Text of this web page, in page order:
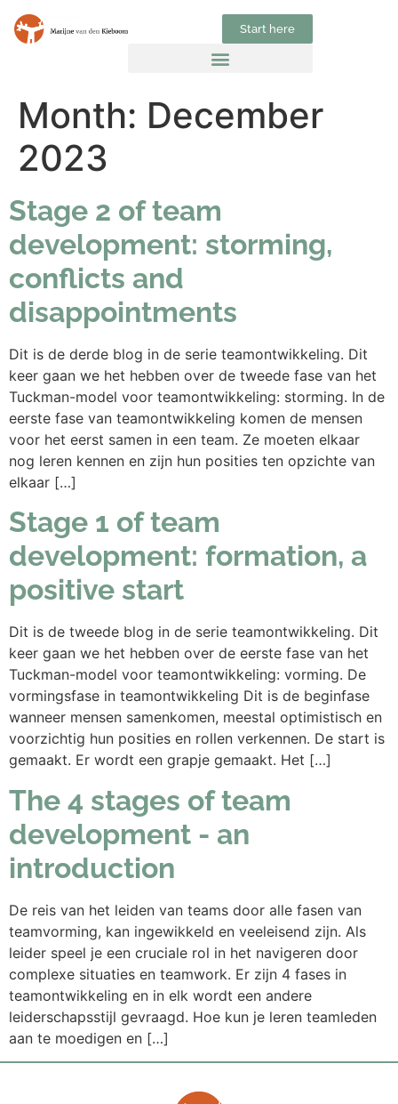
Start here
Month: December
2023
Stage 2 of team
development: storming,
conflicts and
disappointments
Dit is de derde blog in de serie teamontwikkeling. Dit
keer gaan we het hebben over de tweede fase van het
Tuckman-model voor teamontwikkeling: storming. In de
eerste fase van teamontwikkeling komen de mensen
voor het eerst samen in een team. Ze moeten elkaar
nog leren kennen en zijn hun posities ten opzichte van
elkaar […]
Stage 1 of team
development: formation, a
positive start
Dit is de tweede blog in de serie teamontwikkeling. Dit
keer gaan we het hebben over de eerste fase van het
Tuckman-model voor teamontwikkeling: vorming. De
vormingsfase in teamontwikkeling Dit is de beginfase
wanneer mensen samenkomen, meestal optimistisch en
voorzichtig hun posities en rollen verkennen. De start is
gemaakt. Er wordt een grapje gemaakt. Het […]
The 4 stages of team
development - an
introduction
De reis van het leiden van teams door alle fasen van
teamvorming, kan ingewikkeld en veeleisend zijn. Als
leider speel je een cruciale rol in het navigeren door
complexe situaties en teamwork. Er zijn 4 fases in
teamontwikkeling en in elk wordt een andere
leiderschapsstijl gevraagd. Hoe kun je leren teamleden
aan te moedigen en […]